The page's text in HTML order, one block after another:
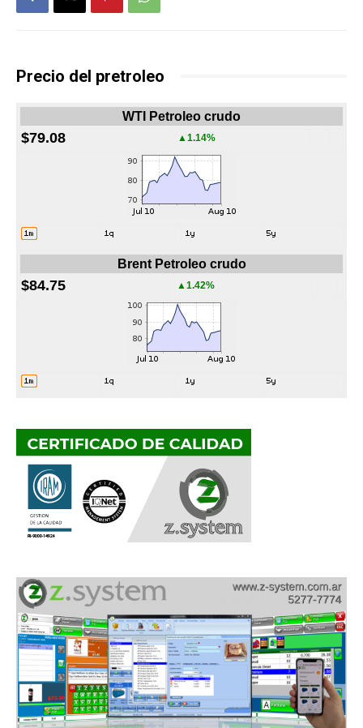
Precio del pretroleo
WTI Petroleo crudo
$79.08 ▲1.14%
Brent Petroleo crudo
$84.75 ▲1.42%